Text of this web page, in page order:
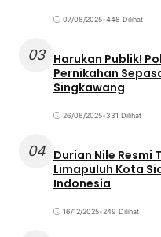
07/08/2025•448 Dilihat
03 Harukan Publik!
Pernikahan
Singkawang
26/06/2025•331 Dilihat
04 Durian Nile
Limapuluh Kota
Indonesia
16/12/2025•249 Dilihat